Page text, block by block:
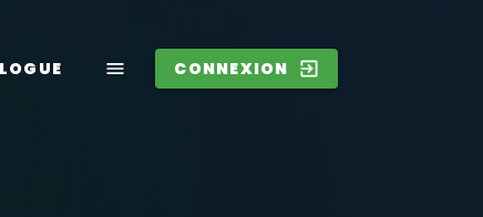
CONNEXION